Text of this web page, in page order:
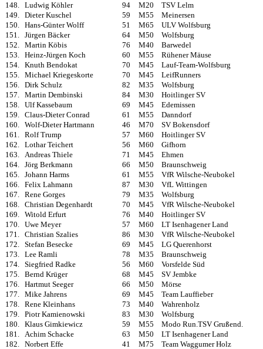
148. Ludwig Köhler 94 M20
TSV Lelm
149. Dieter Kuschel 59 M55
Meinersen
150. Hans-Günter Wolff 51 M65
ULV Wolfsburg
151. Jürgen Bäcker 64 M50
Wolfsburg
152. Martin Köbis 76 M40
Barwedel
153. Heinz-Jürgen Koch 60 M55
Rühener Mäuse
154. Knuth Bendokat 70 M45
Lauf-Team-Wolfsburg
155. Michael Kriegeskorte 70 M45
LeifRunners
156. Dirk Schulz 82 M35
Wolfsburg
157. Martin Dembinski 84 M30
Hoitlinger SV
158. Ulf Kassebaum 69 M45
Edemissen
159. Claus-Dieter Conrad 61 M55
Danndorf
160. Wolf-Dieter Hartmann 46 M70
SV Bokensdorf
161. Rolf Trump 57 M60
Hoitlinger SV
162. Lothar Teichert 56 M60
Gifhorn
163. Andreas Thiele 71 M45
Ehmen
164. Jörg Berkmann 66 M50
Braunschweig
165. Johann Harms 61 M55
VfR Wilsche-Neubokel
166. Felix Lahmann 87 M30
VfL Wittingen
167. Rene Gorges 79 M35
Wolfsburg
168. Christian Degenhardt 70 M45
VfR Wilsche-Neubokel
169. Witold Erfurt 76 M40
Hoitlinger SV
170. Uwe Meyer 57 M60
LT Isenhagener Land
171. Christian Szalies 86 M30
VfR Wilsche-Neubokel
172. Stefan Besecke 69 M45
LG Querenhorst
173. Lee Ramli 78 M35
Braunschweig
174. Siegfried Radke 56 M60
Vorsfelde Süd
175. Bernd Krüger 68 M45
SV Jembke
176. Hartmut Seeger 66 M50
Mörse
177. Mike Jahrens 69 M45
Team Lauffieber
178. Rene Kleinhans 73 M40
Wahrenholz
179. Piotr Kamienowski 83 M30
Wolfsburg
180. Klaus Gimkiewicz 59 M55
Modo Run.TSV Grußend.
181. Achim Schacke 63 M50
LT Isenhagener Land
182. Norbert Effe 41 M75 Team Waggumer Holz